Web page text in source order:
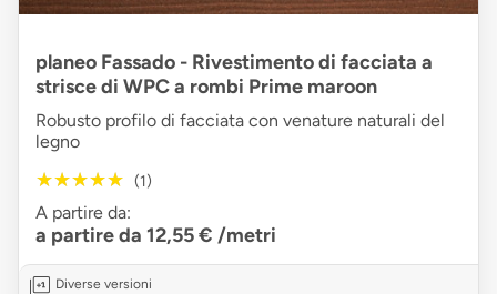
planeo Fassado - Rivestimento di facciata a
strisce di WPC a rombi Prime maroon
Robusto profilo di facciata con venature naturali del
legno
★★★★★
★★★★★ (1)
A partire da:
a partire da 12,55 € /metri
Diverse versioni